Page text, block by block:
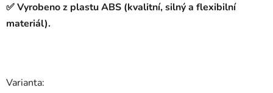
✅ Vyrobeno z plastu ABS (kvalitní, silný a flexibilní
materiál).
Varianta: